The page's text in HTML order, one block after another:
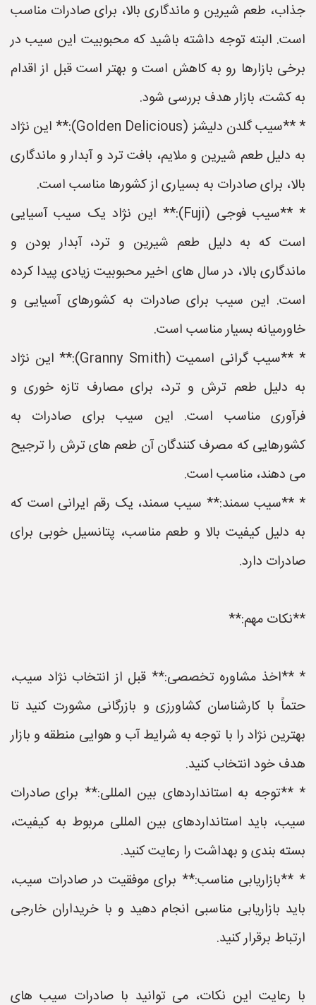
جذاب، طعم شیرین و ماندگاری بالا، برای صادرات مناسب
است. البته توجه داشته باشید که محبوبیت این سیب در
برخی بازارها رو به کاهش است و بهتر است قبل از اقدام
به کشت، بازار هدف بررسی شود.
* **سیب گلدن دلیشز (Golden Delicious):** این نژاد
به دلیل طعم شیرین و ملایم، بافت ترد و آبدار و ماندگاری
بالا، برای صادرات به بسیاری از کشورها مناسب است.
* **سیب فوجی (Fuji):** این نژاد یک سیب آسیایی
است که به دلیل طعم شیرین و ترد، آبدار بودن و
ماندگاری بالا، در سال های اخیر محبوبیت زیادی پیدا کرده
است. این سیب برای صادرات به کشورهای آسیایی و
خاورمیانه بسیار مناسب است.
* **سیب گرانی اسمیت (Granny Smith):** این نژاد
به دلیل طعم ترش و ترد، برای مصارف تازه خوری و
فرآوری مناسب است. این سیب برای صادرات به
کشورهایی که مصرف کنندگان آن طعم های ترش را ترجیح
می دهند، مناسب است.
* **سیب سمند:** سیب سمند، یک رقم ایرانی است که
به دلیل کیفیت بالا و طعم مناسب، پتانسیل خوبی برای
صادرات دارد.
**نکات مهم:**
* **اخذ مشاوره تخصصی:** قبل از انتخاب نژاد سیب،
حتماً با کارشناسان کشاورزی و بازرگانی مشورت کنید تا
بهترین نژاد را با توجه به شرایط آب و هوایی منطقه و بازار
هدف خود انتخاب کنید.
* **توجه به استانداردهای بین المللی:** برای صادرات
سیب، باید استانداردهای بین المللی مربوط به کیفیت،
بسته بندی و بهداشت را رعایت کنید.
* **بازاریابی مناسب:** برای موفقیت در صادرات سیب،
باید بازاریابی مناسبی انجام دهید و با خریداران خارجی
ارتباط برقرار کنید.
با رعایت این نکات، می توانید با صادرات سیب های